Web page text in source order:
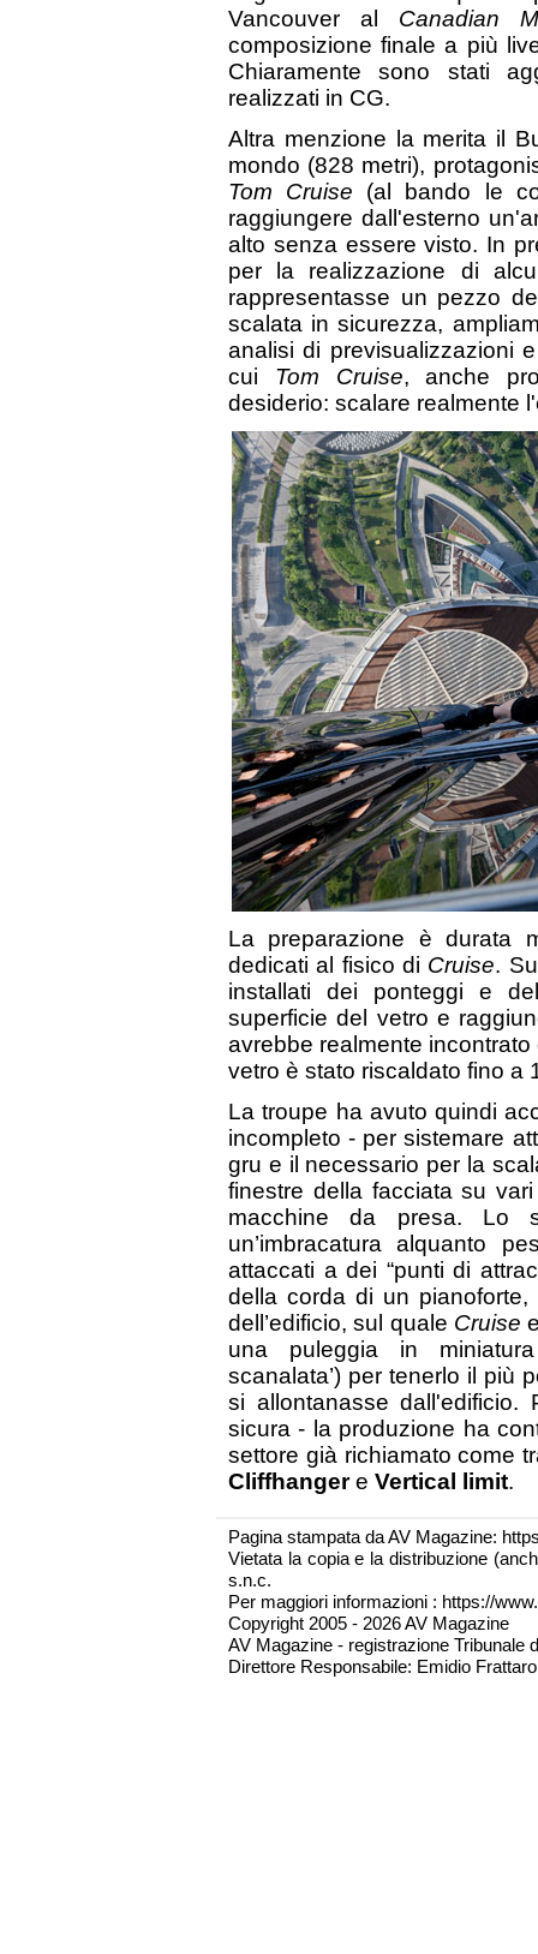
Vancouver al Canadian
composizione finale a più
Chiaramente sono stati
realizzati in CG.
Altra menzione la merita il
mondo (828 metri),
Tom Cruise (al bando le
raggiungere dall'esterno
alto senza essere visto. In
per la realizzazione di
rappresentasse un pezzo
scalata in sicurezza,
analisi di previsualizzazioni
cui Tom Cruise, anche
desiderio: scalare realmente
La preparazione è durata
dedicati al fisico di Cruise.
installati dei ponteggi e
superficie del vetro e
avrebbe realmente
vetro è stato riscaldato fino a
La troupe ha avuto quindi
incompleto - per sistemare
gru e il necessario per la
finestre della facciata su
macchine da presa. Lo
un’imbracatura alquanto
attaccati a dei “punti di
della corda di un pianoforte,
dell’edificio, sul quale Cruise
una puleggia in
scanalata’) per tenerlo il più
si allontanasse
sicura - la produzione ha
settore già richiamato come
Cliffhangere Vertical limit.
Pagina stampata da AV Magazine:
Vietata la copia e la distribuzione
s.n.c.
Per maggiori informazioni : https://
Copyright 2005 - 2026 AV Magazine
AV Magazine - registrazione Tribunale
Direttore Responsabile: Emidio